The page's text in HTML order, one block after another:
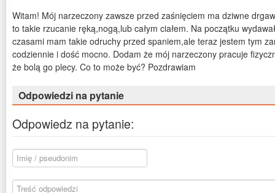
Witam! Mój narzeczony zawsze przed zaśnięciem ma dziwne
to takie rzucanie ręką,nogą,lub całym ciałem. Na początku
czasami mam takie odruchy przed spaniem,ale teraz jestem tym
codziennie i dość mocno. Dodam że mój narzeczony pracuje
że bolą go plecy. Co to może być? Pozdrawiam
Odpowiedzi na pytanie
Odpowiedz na pytanie: